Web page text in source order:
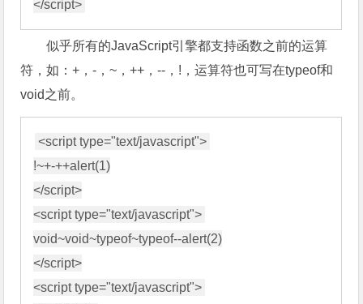
似乎所有的JavaScript引擎都支持函数之前的运算
符，如：+，-，~，++，--，!，运算符也可写在typeof和
void之前。
<script type="text/javascript">
!~+-++alert(1)
</script>
<script type="text/javascript">
void~void~typeof~typeof--alert(2)
</script>
<script type="text/javascript">